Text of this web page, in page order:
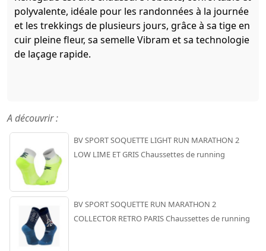
polyvalente, idéale pour les randonnées à la journée
et les trekkings de plusieurs jours, grâce à sa tige en
cuir pleine fleur, sa semelle Vibram et sa technologie
de laçage rapide.
A découvrir :
BV SPORT SOQUETTE LIGHT RUN MARATHON 2
LOW LIME ET GRIS Chaussettes de running
BV SPORT SOQUETTE RUN MARATHON 2
COLLECTOR RETRO PARIS Chaussettes de running